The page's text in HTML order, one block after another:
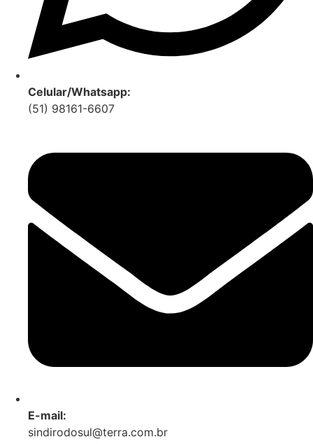
Celular/Whatsapp:
(51) 98161-6607
E-mail:
sindirodosul@terra.com.br